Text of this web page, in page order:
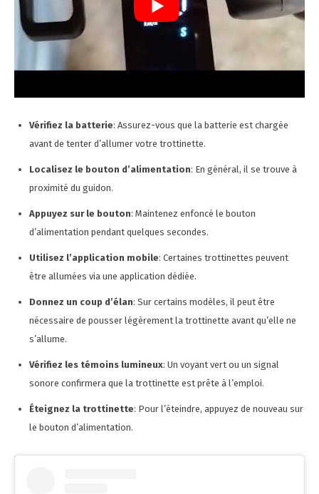
Vérifiez la batterie: Assurez-vous que la batterie est chargée
avant de tenter d’allumer votre trottinette.
Localisez le bouton d’alimentation: En général, il se trouve à
proximité du guidon.
Appuyez sur le bouton: Maintenez enfoncé le bouton
d’alimentation pendant quelques secondes.
Utilisez l’application mobile: Certaines trottinettes peuvent
être allumées via une application dédiée.
Donnez un coup d’élan: Sur certains modèles, il peut être
nécessaire de pousser légèrement la trottinette avant qu’elle ne
s’allume.
Vérifiez les témoins lumineux: Un voyant vert ou un signal
sonore confirmera que la trottinette est prête à l’emploi.
Éteignez la trottinette: Pour l’éteindre, appuyez de nouveau sur
le bouton d’alimentation.